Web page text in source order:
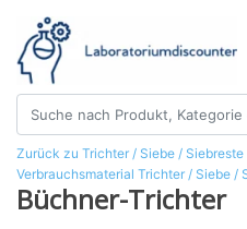
Zurück zu Trichter / Siebe / Siebreste
Verbrauchsmaterial Trichter / Siebe /
Büchner-Trichter